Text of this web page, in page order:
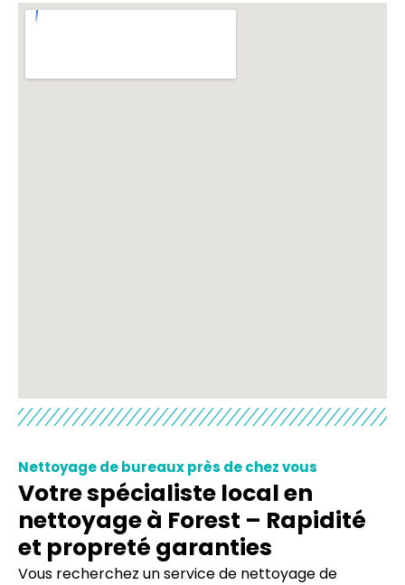
Nettoyage de bureaux près de chez vous
Votre spécialiste local en
nettoyage à Forest – Rapidité
et propreté garanties
Vous recherchez un service de nettoyage de